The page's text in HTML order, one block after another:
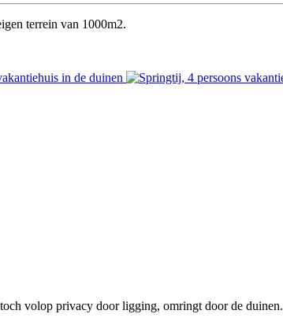
terrein van 1000m2.
volop privacy door ligging, omringt door de duinen.